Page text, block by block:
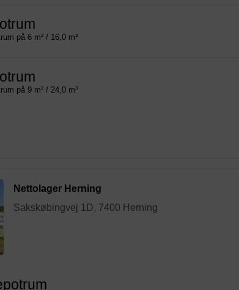
på 6 m² / 16,0 m³
på 9 m² / 24,0 m³
Nettolager Herning
Sakskøbingvej 1D, 7400 Herning